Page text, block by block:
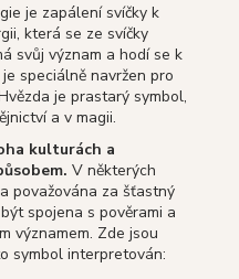
je zapálení svíčky k
která se ze svíčky
svůj význam a hodí se k
speciálně navržen pro
je prastarý symbol,
a v magii.
kulturách a
V některých
považována za šťastný
spojena s pověrami a
významem. Zde jsou
symbol interpretován: